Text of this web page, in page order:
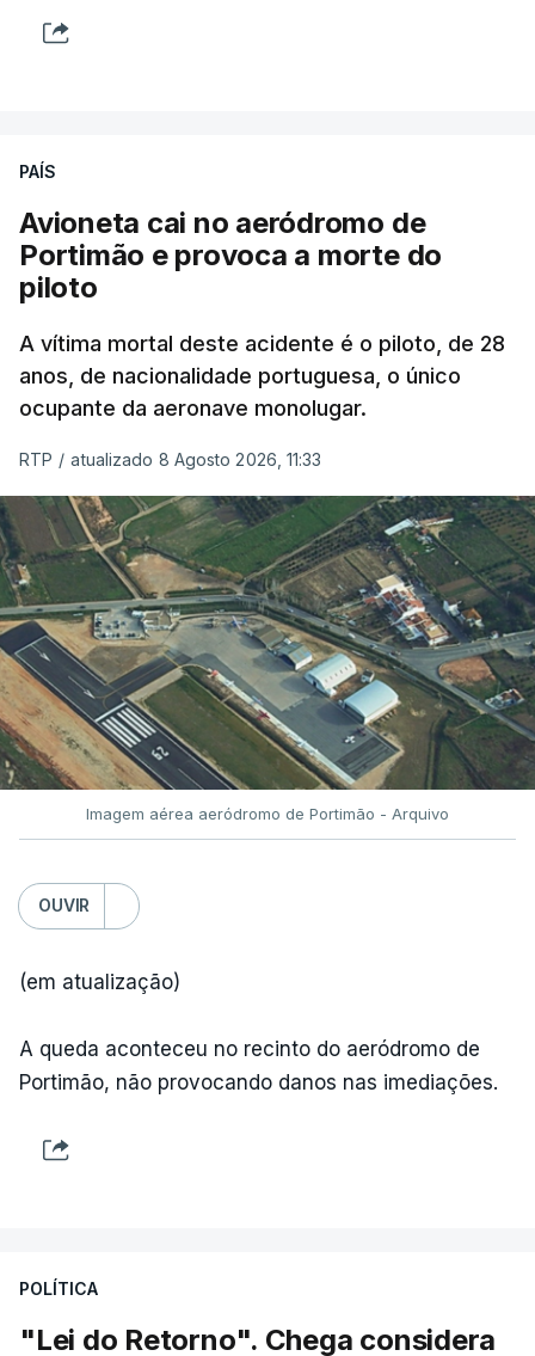
PAÍS
Avioneta cai no aeródromo de
Portimão e provoca a morte do
piloto
A vítima mortal deste acidente é o piloto, de 28
anos, de nacionalidade portuguesa, o único
ocupante da aeronave monolugar.
RTP / atualizado 8 Agosto 2026, 11:33
Imagem aérea aeródromo de Portimão - Arquivo
OUVIR
(em atualização)
A queda aconteceu no recinto do aeródromo de
Portimão, não provocando danos nas imediações.
POLÍTICA
"Lei do Retorno". Chega considera